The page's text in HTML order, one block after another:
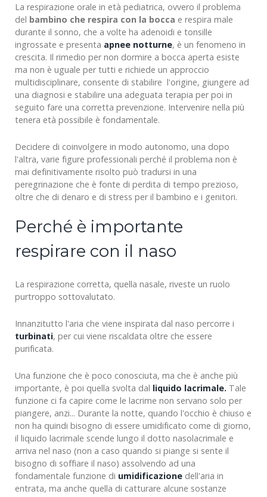
La respirazione orale in età pediatrica, ovvero il problema
del bambino che respira con la bocca e respira male
durante il sonno, che a volte ha adenoidi e tonsille
ingrossate e presenta apnee notturne, è un fenomeno in
crescita. Il rimedio per non dormire a bocca aperta esiste
ma non è uguale per tutti e richiede un approccio
multidisciplinare, consente di stabilire l'origine, giungere ad
una diagnosi e stabilire una adeguata terapia per poi in
seguito fare una corretta prevenzione. Intervenire nella più
tenera età possibile è fondamentale.
Decidere di coinvolgere in modo autonomo, una dopo
l'altra, varie figure professionali perché il problema non è
mai definitivamente risolto può tradursi in una
peregrinazione che è fonte di perdita di tempo prezioso,
oltre che di denaro e di stress per il bambino e i genitori.
Perché è importante
respirare con il naso
La respirazione corretta, quella nasale, riveste un ruolo
purtroppo sottovalutato.
Innanzitutto l'aria che viene inspirata dal naso percorre i
turbinati, per cui viene riscaldata oltre che essere
purificata.
Una funzione che è poco conosciuta, ma che è anche più
importante, è poi quella svolta dal liquido lacrimale. Tale
funzione ci fa capire come le lacrime non servano solo per
piangere, anzi... Durante la notte, quando l'occhio è chiuso e
non ha quindi bisogno di essere umidificato come di giorno,
il liquido lacrimale scende lungo il dotto nasolacrimale e
arriva nel naso (non a caso quando si piange si sente il
bisogno di soffiare il naso) assolvendo ad una
fondamentale funzione di umidificazione dell'aria in
entrata, ma anche quella di catturare alcune sostanze